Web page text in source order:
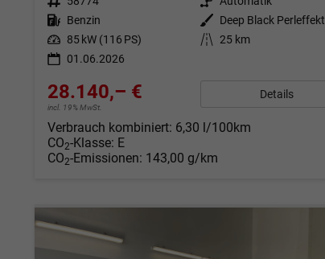
Kraftstoff Benzin Außenfarbe
Deep Black Perleffekt
Leistung 85 kW (116 PS) Kilometerstand 25 km
01.06.2026
28.140,– €
incl. 19% MwSt.
Details
Verbrauch kombiniert: 6,30 l/100km
CO2-Klasse: E
CO2-Emissionen: 143,00 g/km